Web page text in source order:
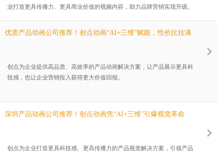
业打造更具传播力、更具商业价值的视频内容，助力品牌营销实现升级。
优质产品动画公司推荐！创点动画“AI+三维”赋能，性价比拉满
创点为企业提供高品质、高效率的产品动画解决方案，让产品展示更具科
技感，也让企业营销投入获得更大价值回报。
深圳产品动画公司推荐！创点动画凭“AI+三维”引爆视觉革命
创点为企业打造更具科技感、更高传播力的产品视觉解决方案，引领产品